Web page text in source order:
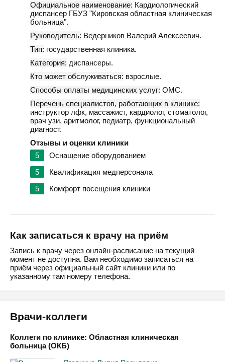
Официальное наименование: Кардиологический
диспансер ГБУЗ "Кировская областная клиническая
больница".
Руководитель: Ведерников Валерий Алексеевич.
Тип: государственная клиника.
Категория: диспансеры.
Кто может обслуживаться: взрослые.
Способы оплаты медицинских услуг: ОМС.
Перечень специалистов, работающих в клинике:
инструктор лфк, массажист, кардиолог, стоматолог,
врач узи, аритмолог, педиатр, функциональный
диагност.
Отзывы и оценки клиники
5
Оснащение оборудованием
5
Квалификация медперсонала
5
Комфорт посещения клиники
Как записаться к врачу на приём
Запись к врачу через онлайн-расписание на текущий
момент не доступна. Вам необходимо записаться на
приём через официальный сайт клиники или по
указанному там номеру телефона.
Врачи-коллеги
Коллеги по клинике: Областная клиническая
больница (ОКБ)